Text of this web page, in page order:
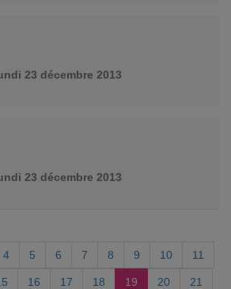
23 décembre 2013
23 décembre 2013
4 5 6 7 8 9 10 11
16 17 18 19 20 21